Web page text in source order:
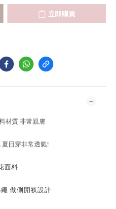
立即購買
材質 非常親膚
夏日穿非常透氣!
面料
做側開衩設計